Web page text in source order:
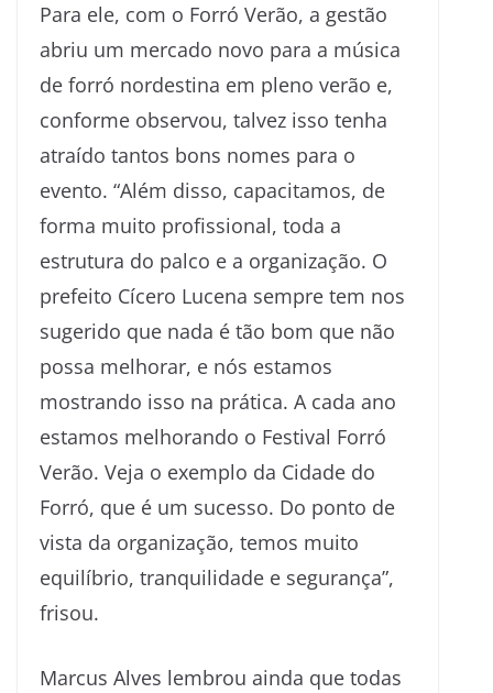
Para ele, com o Forró Verão, a gestão
abriu um mercado novo para a música
de forró nordestina em pleno verão e,
conforme observou, talvez isso tenha
atraído tantos bons nomes para o
evento. “Além disso, capacitamos, de
forma muito profissional, toda a
estrutura do palco e a organização. O
prefeito Cícero Lucena sempre tem nos
sugerido que nada é tão bom que não
possa melhorar, e nós estamos
mostrando isso na prática. A cada ano
estamos melhorando o Festival Forró
Verão. Veja o exemplo da Cidade do
Forró, que é um sucesso. Do ponto de
vista da organização, temos muito
equilíbrio, tranquilidade e segurança”,
frisou.
Marcus Alves lembrou ainda que todas